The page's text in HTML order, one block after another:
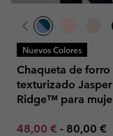
Nuevos Colores
Chaqueta de
texturizado Jasper
Ridge™ para
Minimum sale price:
48,00 € - 80,00 €